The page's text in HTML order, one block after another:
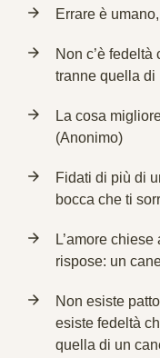
Errare è
Non c’è
tranne quella di
La cosa
(Anonimo)
Fidati di più di
bocca che ti
L’amore
rispose: un
Non esiste
esiste fedeltà
quella di un